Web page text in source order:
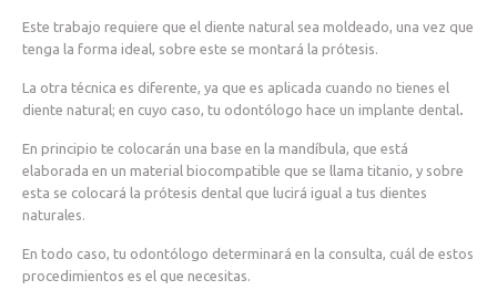
Este trabajo requiere que el diente natural sea moldeado, una vez que
tenga la forma ideal, sobre este se montará la prótesis.
La otra técnica es diferente, ya que es aplicada cuando no tienes el
diente natural; en cuyo caso, tu odontólogo hace un implante dental .
En principio te colocarán una base en la mandíbula, que está
elaborada en un material biocompatible que se llama titanio, y sobre
esta se colocará la prótesis dental que lucirá igual a tus dientes
naturales.
En todo caso, tu odontólogo determinará en la consulta, cuál de estos
procedimientos es el que necesitas.